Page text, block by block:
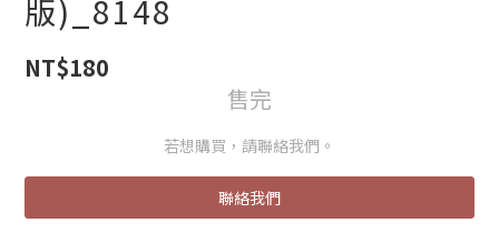
版)_8148
NT$180
售完
若想購買，請聯絡我們。
聯絡我們